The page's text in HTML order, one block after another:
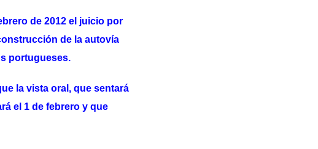
de 2012 el juicio por
de la autovía
portugueses.
la vista oral, que sentará
el 1 de febrero y que